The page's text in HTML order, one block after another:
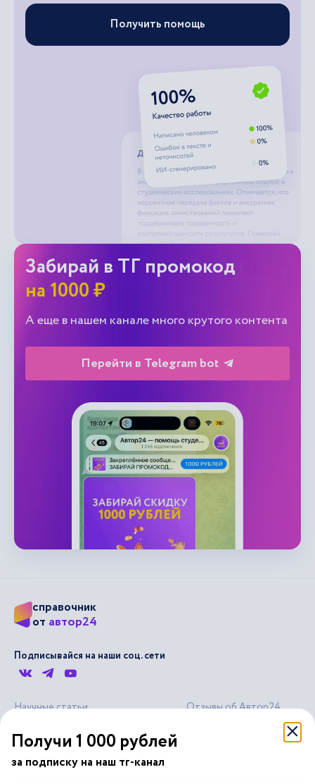
Получить помощь
Забирай в ТГ промокод
на 1000 ₽
А еще в нашем канале много крутого контента
Перейти в Telegram bot
справочник
от автор24
Подписывайся на наши соц. сети
Научные статьи
Методические указания
Справочник терминов
Отзывы об Автор24
Получи 1 000 рублей
за подписку на наш тг-канал